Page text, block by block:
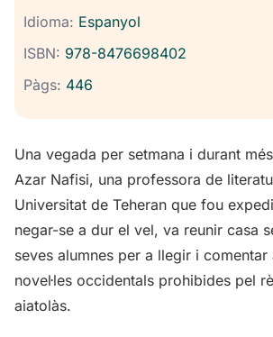
Idioma: Espanyol
ISBN: 978-8476698402
Pàgs: 446
Una vegada per setmana i durant
Azar Nafisi, una professora de
Universitat de Teheran que fou
negar-se a dur el vel, va reunir casa
seves alumnes per a llegir i comentar
novel·les occidentals prohibides pel
aiatolàs.